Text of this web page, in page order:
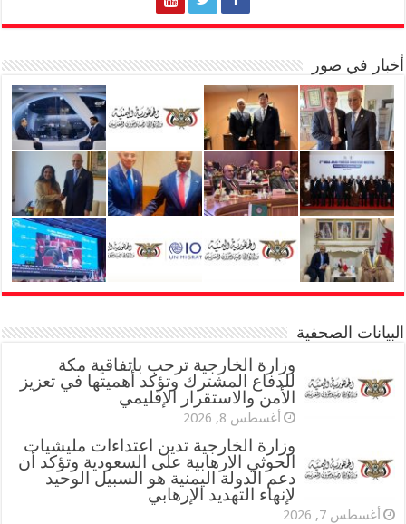
أخبار في صور
البيانات الصحفية
وزارة الخارجية ترحب باتفاقية مكة
للدفاع المشترك وتؤكد أهميتها في تعزيز
الأمن والاستقرار الإقليمي
أغسطس 8, 2026
وزارة الخارجية تدين اعتداءات مليشيات
الحوثي الارهابية على السعودية وتؤكد أن
دعم الدولة اليمنية هو السبيل الوحيد
لإنهاء التهديد الإرهابي
أغسطس 7, 2026